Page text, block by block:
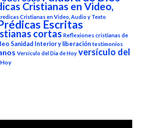
Cristianas en Video,
Cristianas en Video, Audio y Texto
Escritas
cortas Reflexiones cristianas de
Sanidad Interior y liberación testimonios
Versículo del Dia de Hoy versículo del